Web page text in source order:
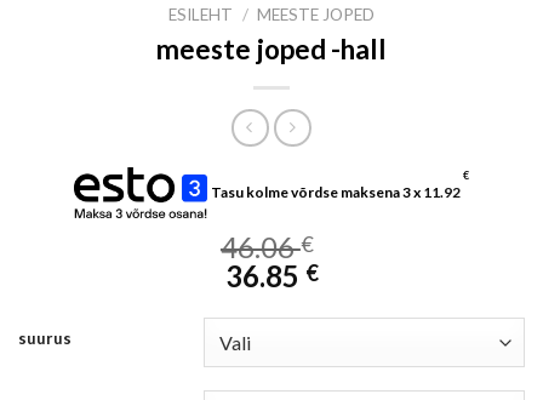
ESILEHT / MEESTE JOPED
meeste joped -hall
Tasu kolme võrdse maksena 3 x 11.92
€
46.06€
36.85 €
suurus